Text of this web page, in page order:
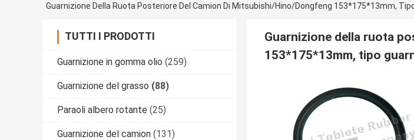
Guarnizione Della Ruota Posteriore Del Camion Di Mitsubishi/Hino/Dongfeng 153*175*13mm,
TUTTI I PRODOTTI
Guarnizione in gomma olio (259)
Guarnizione del grasso (88)
Paraoli albero rotante (25)
Guarnizione del camion (131)
Guarnizione della ruota
153*175*13mm, tipo